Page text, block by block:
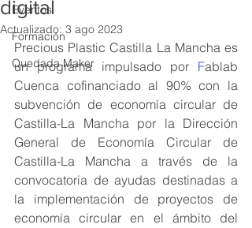
Eventos
Formación
Quedada Maker
digital
Actualizado: 3 ago 2023
Precious Plastic Castilla La Mancha es
un programa impulsado por Fablab
Cuenca cofinanciado al 90% con la
subvención de economía circular de
Castilla-La Mancha por la Dirección
General de Economía Circular de
Castilla-La Mancha a través de la
convocatoria de ayudas destinadas a
la implementación de proyectos de
economía circular en el ámbito del